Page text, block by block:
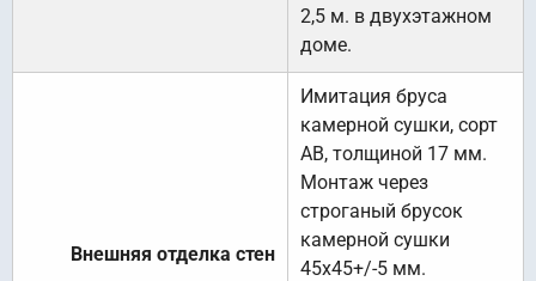
2,5 м. в двухэтажном
доме.
Внешняя отделка стен
Имитация бруса
камерной сушки, сорт
АВ, толщиной 17 мм.
Монтаж через
строганый брусок
камерной сушки
45х45+/-5 мм.